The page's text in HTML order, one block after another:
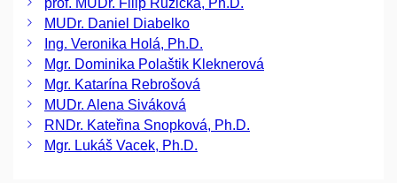
prof. MUDr. Filip Růžička, Ph.D.
MUDr. Daniel Diabelko
Ing. Veronika Holá, Ph.D.
Mgr. Dominika Polaštik Kleknerová
Mgr. Katarína Rebrošová
MUDr. Alena Siváková
RNDr. Kateřina Snopková, Ph.D.
Mgr. Lukáš Vacek, Ph.D.